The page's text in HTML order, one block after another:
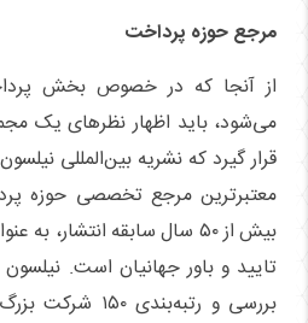
مرجع حوزه پرداخت
از آنجا که در خصوص بخش
می‌شود، باید اظهار نظر‌های یک
معتبرترین مرجع تخصصی حوزه
بیش از ۵۰ سال سابقه
تایید و باور جهانیان است.
بررسی و